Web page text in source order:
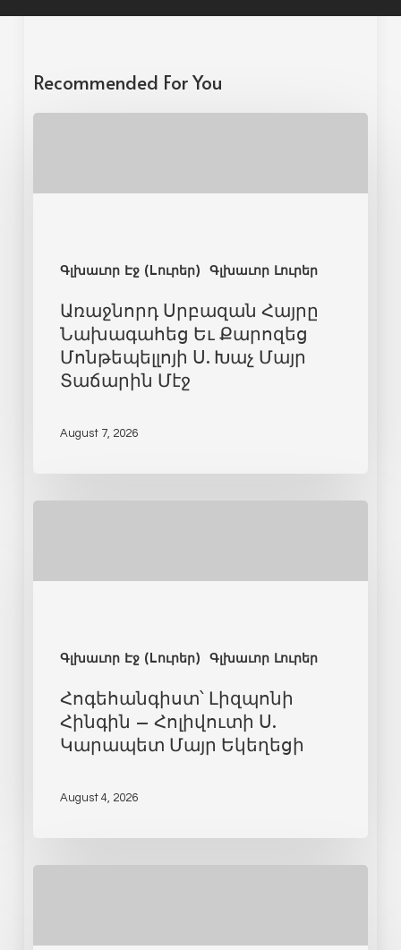
Recommended For You
Գլխաւոր Էջ (Lուրեր) Գլխաւոր Լուրեր
Առաջնորդ Սրբազան Հայրը
Նախագահեց Եւ Քարոզեց
Մոնթեպելլոյի Ս. Խաչ Մայր
Տաճարին Մէջ
August 7, 2026
Գլխաւոր Էջ (Lուրեր) Գլխաւոր Լուրեր
Հոգեհանգիստ՝ Լիզպոնի
Հինգին – Հոլիվուտի Ս.
Կարապետ Մայր Եկեղեցի
August 4, 2026